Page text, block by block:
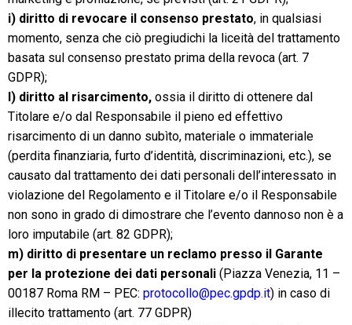
i) diritto di revocare il consenso prestato, in qualsiasi
momento, senza che ciò pregiudichi la liceità del trattamento
basata sul consenso prestato prima della revoca (art. 7
GDPR);
l) diritto al risarcimento, ossia il diritto di ottenere dal
Titolare e/o dal Responsabile il pieno ed effettivo
risarcimento di un danno subìto, materiale o immateriale
(perdita finanziaria, furto d’identità, discriminazioni, etc.), se
causato dal trattamento dei dati personali dell’interessato in
violazione del Regolamento e il Titolare e/o il Responsabile
non sono in grado di dimostrare che l’evento dannoso non è a
loro imputabile (art. 82 GDPR);
m) diritto di presentare un reclamo presso il Garante
per la protezione dei dati personali (Piazza Venezia, 11 –
00187 Roma RM – PEC: protocollo@pec.gpdp.it) in caso di
illecito trattamento (art. 77 GDPR)